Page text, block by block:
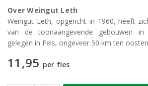
Over Weingut Leth
Weingut Leth, opgericht in 1960, heeft
van de toonaangevende gebouwen
gelegen in Fels, ongeveer 50 km ten
11,95 per fles